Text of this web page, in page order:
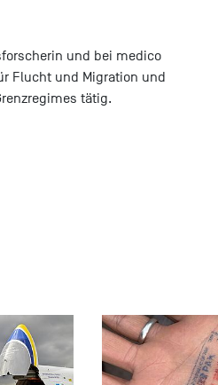
und bei medico
Flucht und Migration und
tätig.